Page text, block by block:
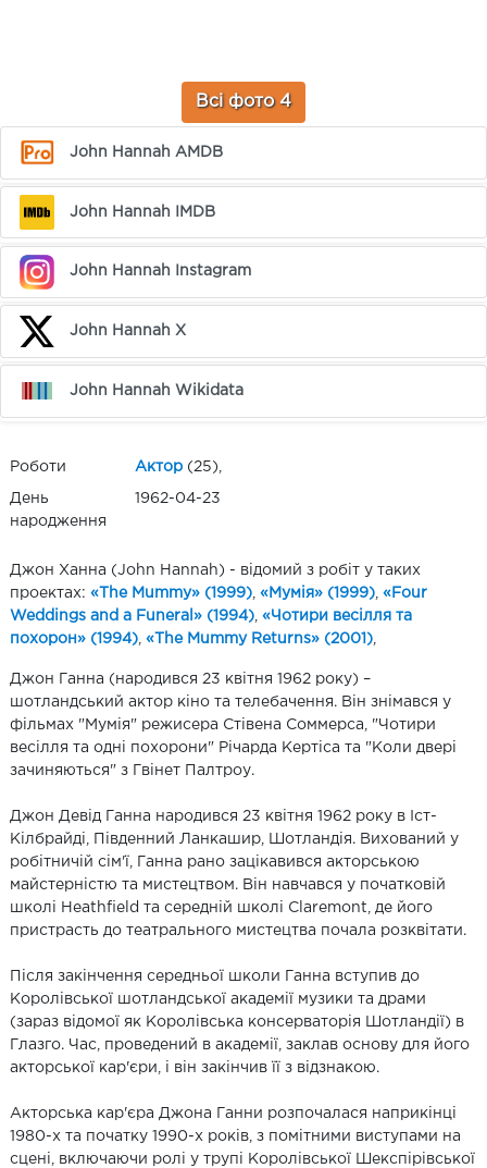
Всі фото 4
John Hannah AMDB
John Hannah IMDB
John Hannah Instagram
John Hannah X
John Hannah Wikidata
Роботи Актор (25),
День
народження
1962-04-23
Джон Ханна (John Hannah) - відомий з робіт у таких
проектах: «The Mummy» (1999) «Мумія» (1999) «Four
Weddings and a Funeral» (1994) «Чотири весілля та
похорон» (1994) «The Mummy Returns» (2001)
Джон Ганна (народився 23 квітня 1962 року) –
шотландський актор кіно та телебачення. Він знімався у
фільмах "Мумія" режисера Стівена Соммерса, "Чотири
весілля та одні похорони" Річарда Кертіса та "Коли двері
зачиняються" з Гвінет Палтроу.
Джон Девід Ганна народився 23 квітня 1962 року в Іст-
Кілбрайді, Південний Ланкашир, Шотландія. Вихований у
робітничій сім'ї, Ганна рано зацікавився акторською
майстерністю та мистецтвом. Він навчався у початковій
школі Heathfield та середній школі Claremont, де його
пристрасть до театрального мистецтва почала розквітати.
Після закінчення середньої школи Ганна вступив до
Королівської шотландської академії музики та драми
(зараз відомої як Королівська консерваторія Шотландії) в
Глазго. Час, проведений в академії, заклав основу для його
акторської кар'єри, і він закінчив її з відзнакою.
Акторська кар'єра Джона Ганни розпочалася наприкінці
1980-х та початку 1990-х років, з помітними виступами на
сцені, включаючи ролі у трупі Королівської Шекспірівської